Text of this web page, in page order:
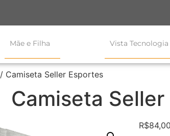
Mãe e Filha Vista Tecnologia
/ Camiseta Seller Esportes
Camiseta
R$84,00